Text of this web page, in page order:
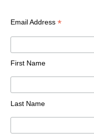
Email Address *
First Name
Last Name